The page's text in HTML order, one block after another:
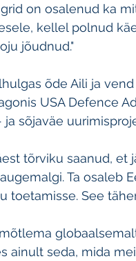
on osalenud ka
kellel polnud
jõudnud."
õde Aili ja
USA Defence
sõjaväe
tõrviku saanud,
Ta osaleb
toetamisse. See
ainult seda, mida